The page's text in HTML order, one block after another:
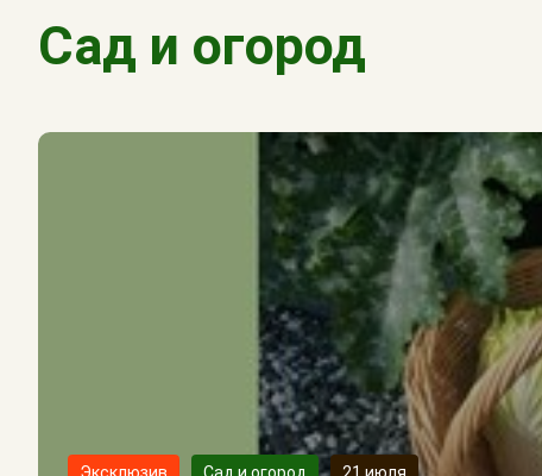
Сад и огород